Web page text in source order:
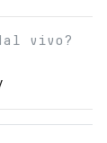
vivo?